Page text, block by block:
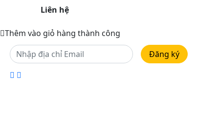
Liên hệ
Thêm vào giỏ hàng thành công
Đăng ký